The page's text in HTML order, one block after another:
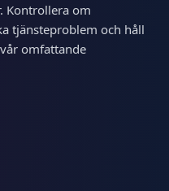
Kontrollera om
tjänsteproblem och håll
omfattande